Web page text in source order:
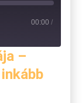
00:00 /
–